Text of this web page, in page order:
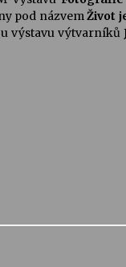
pod názvemŽivot
výstavu výtvarníků